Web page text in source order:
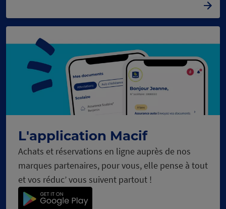
L'application Macif
Achats et réservations en ligne auprès de nos
marques partenaires, pour vous, elle pense à tout
et vos réduc’ vous suivent partout !